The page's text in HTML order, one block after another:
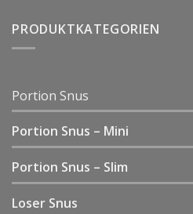
PRODUKTKATEGORIEN
Portion Snus
Portion Snus – Mini
Portion Snus – Slim
Loser Snus